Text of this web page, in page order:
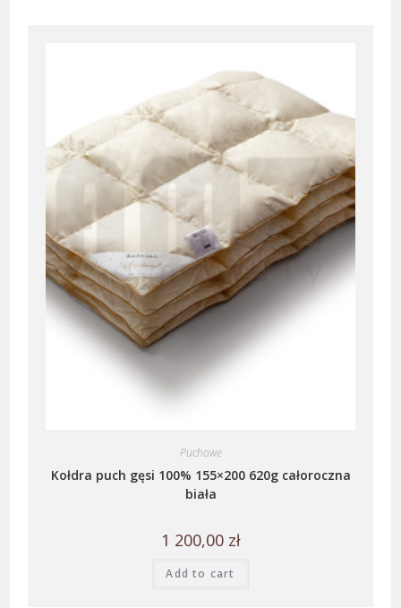
Puchowe
Kołdra puch gęsi 100% 155×200 620g całoroczna
biała
1 200,00 zł
Add to cart